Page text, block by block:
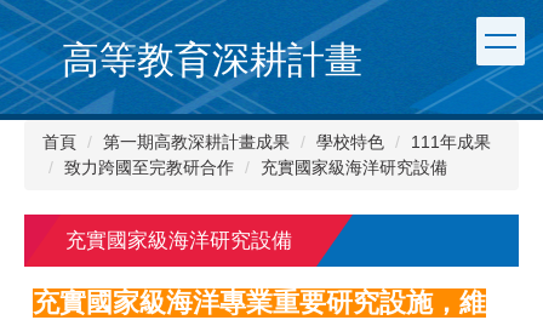
跳
到
主
要
內
高等教育深耕計畫
首頁 第一期高教深耕計畫成果 學校特色
111年成果
致力跨國至完教研合作
充實國家級海洋研究設備
充實國家級海洋研究設備
充實國家級海洋專業重要研究設施，維